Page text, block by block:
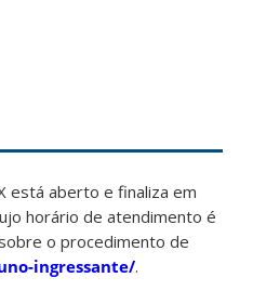
está aberto e finaliza em
horário de atendimento é
o procedimento de
ingressante/.